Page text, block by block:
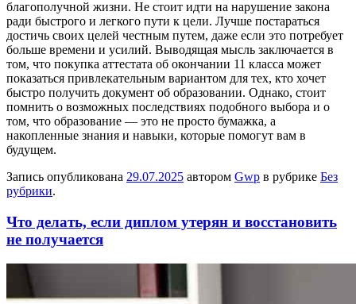
благополучной жизни. Не стоит идти на нарушение закона
ради быстрого и легкого пути к цели. Лучше постараться
достичь своих целей честным путем, даже если это потребует
больше времени и усилий. Выводящая мысль заключается в
том, что покупка аттестата об окончании 11 класса может
показаться привлекательным вариантом для тех, кто хочет
быстро получить документ об образовании. Однако, стоит
помнить о возможных последствиях подобного выбора и о
том, что образование — это не просто бумажка, а
накопленные знания и навыки, которые помогут вам в
будущем.
Запись опубликована 29.07.2025 автором Gwp в рубрике Без
рубрики.
Что делать, если диплом утерян и восстановить
не получается